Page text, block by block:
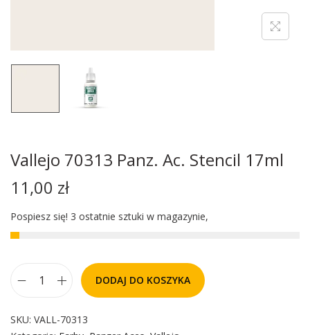
Vallejo 70313 Panz. Ac. Stencil 17ml
11,00 zł
Pospiesz się! 3 ostatnie sztuki w magazynie,
DODAJ DO KOSZYKA
SKU: VALL-70313